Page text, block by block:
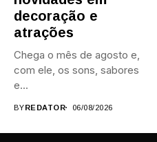
decoração e
atrações
Chega o mês de agosto e,
com ele, os sons, sabores
e...
BYREDATOR 06/08/2026